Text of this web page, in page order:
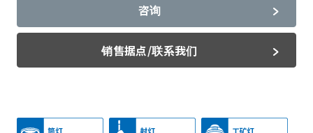
咨询
销售据点/联系我们